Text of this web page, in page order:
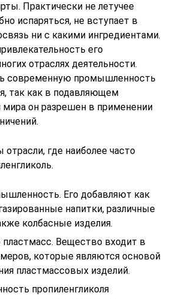
Практически не летучее
испаряться, не вступает в
ни с какими ингредиентами.
его
отраслях деятельности.
современную промышленность
так как в подавляющем
он разрешен в применении
где наиболее часто
Его добавляют как
напитки, различные
колбасные изделия.
Вещество входит в
которые являются основой
пластмассовых изделий.
пропиленгликоля